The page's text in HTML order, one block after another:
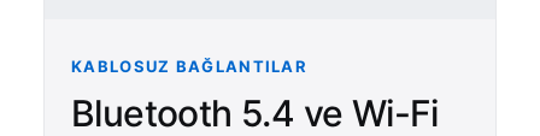
KABLOSUZ BAĞLANTILAR
Bluetooth 5.4 ve Wi-Fi